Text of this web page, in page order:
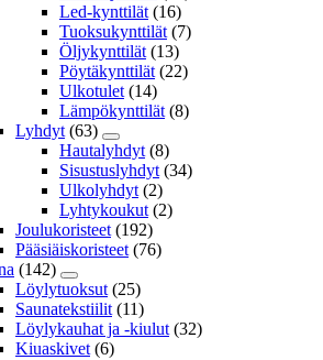
Led-kynttilät (16)
Tuoksukynttilät (7)
Öljykynttilät (13)
Pöytäkynttilät (22)
Ulkotulet (14)
Lämpökynttilät (8)
Lyhdyt (63)
Hautalyhdyt (8)
Sisustuslyhdyt (34)
Ulkolyhdyt (2)
Lyhtykoukut (2)
Joulukoristeet (192)
Pääsiäiskoristeet (76)
(142)
Löylytuoksut (25)
Saunatekstiilit (11)
Löylykauhat ja -kiulut (32)
Kiuaskivet (6)